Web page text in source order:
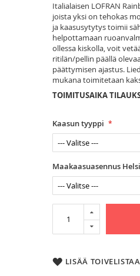
Italialaisen LOFRAN
joista yksi on tehokas
ja kaasusytytys toimii
helpottamaan
ollessa kiskolla, voit
ritilän/pellin päällä
päättymisen ajastus.
mukana toimitetaan
TOIMITUSAIKA
Kaasun tyyppi
Maakaasuasennus
LISÄÄ